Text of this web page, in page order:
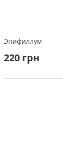
Эпифиллум
220 грн